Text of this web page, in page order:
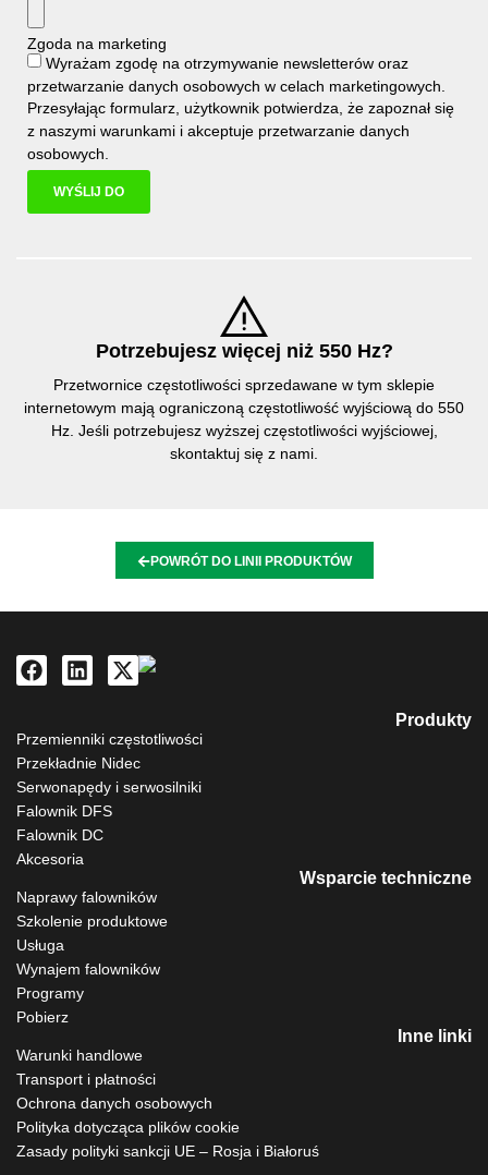
Zgoda na marketing
Wyrażam zgodę na otrzymywanie newsletterów oraz
przetwarzanie danych osobowych w celach marketingowych.
Przesyłając formularz, użytkownik potwierdza, że zapoznał się
z naszymi warunkami i akceptuje przetwarzanie danych
osobowych
WYŚLIJ DO
Potrzebujesz więcej niż 550 Hz?
Przetwornice częstotliwości sprzedawane w tym sklepie
internetowym mają ograniczoną częstotliwość wyjściową do 550
Hz. Jeśli potrzebujesz wyższej częstotliwości wyjściowej,
skontaktuj się z nami.
POWRÓT DO LINII PRODUKTÓW
Produkty
Przemienniki częstotliwości
Przekładnie Nidec
Serwonapędy i serwosilniki
Falownik DFS
Falownik DC
Akcesoria
Wsparcie techniczne
Naprawy falowników
Szkolenie produktowe
Usługa
Wynajem falowników
Programy
Pobierz
Inne linki
Warunki handlowe
Transport i płatności
Ochrona danych osobowych
Polityka dotycząca plików cookie
Zasady polityki sankcji UE – Rosja i Białoruś